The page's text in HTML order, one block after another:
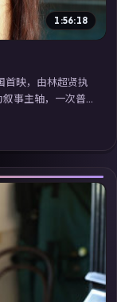
1:56:18
首映，由林超贤执
事主轴，一次普
强化地域气质；
」延展检索同类